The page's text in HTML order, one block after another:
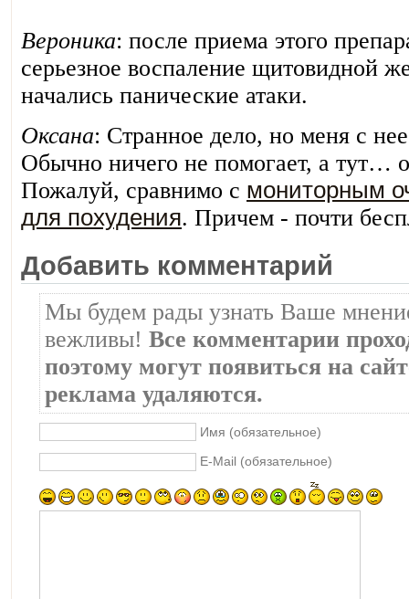
Вероника: после приема этого
серьезное воспаление щитовидной
начались панические атаки.
Оксана: Странное дело, но меня с
Обычно ничего не помогает, а тут…
Пожалуй, сравнимо с мониторным
для похудения. Причем - почти
Добавить комментарий
Мы будем рады узнать Ваше
вежливы! Все комментарии
поэтому могут появиться на
реклама удаляются.
Имя (обязательное)
E-Mail (обязательное)